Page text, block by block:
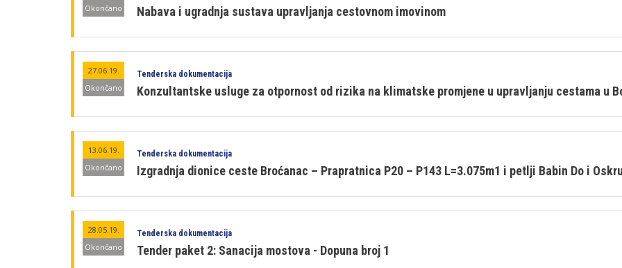
Okončano
Nabava i ugradnja sustava upravljanja cestovnom imovinom
27.06.19.
Okončano
Tenderska dokumentacija
Konzultantske usluge za otpornost od rizika na klimatske promjene u upravljanju cestama u
13.06.19.
Okončano
Tenderska dokumentacija
Izgradnja dionice ceste Broćanac – Prapratnica P20 – P143 L=3.075m1 i petlji Babin Do i
28.05.19.
Okončano
Tenderska dokumentacija
Tender paket 2: Sanacija mostova - Dopuna broj 1